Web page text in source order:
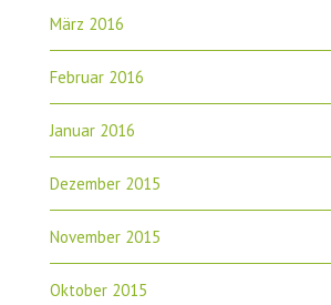
März 2016
Februar 2016
Januar 2016
Dezember 2015
November 2015
Oktober 2015